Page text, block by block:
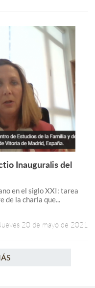
Leer más +
Inauguralis del
en el siglo XXI: tarea
de la charla que...
20 de mayo de 2021